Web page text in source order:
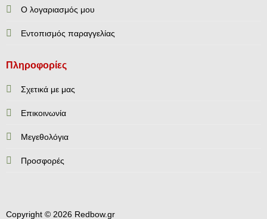
Ο λογαριασμός μου
Εντοπισμός παραγγελίας
Πληροφορίες
Σχετικά με μας
Επικοινωνία
Mεγεθολόγια
Προσφορές
Copyright © 2026 Redbow.gr